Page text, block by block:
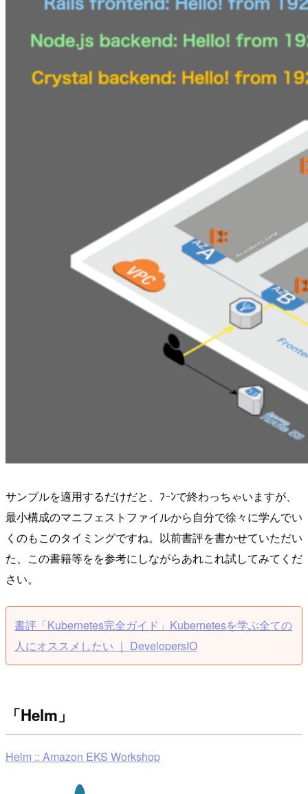
サンプルを適用するだけだと、ﾌｰﾝで終わっちゃいますが、
最小構成のマニフェストファイルから自分で徐々に学んでい
くのもこのタイミングですね。以前書評を書かせていただい
た、この書籍等をを参考にしながらあれこれ試してみてくだ
さい。
書評「Kubernetes完全ガイド」Kubernetesを学ぶ全ての
人にオススメしたい ｜ DevelopersIO
「Helm」
Helm :: Amazon EKS Workshop